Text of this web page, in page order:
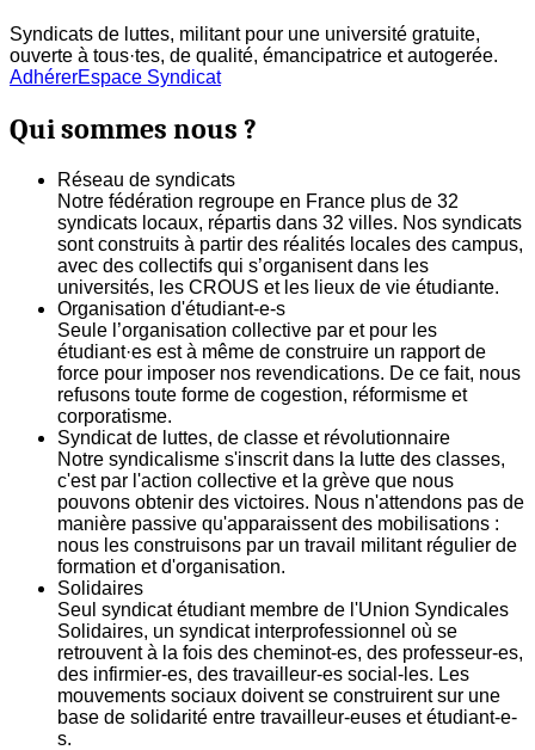
Syndicats de luttes, militant pour une université gratuite,
ouverte à tous·tes, de qualité, émancipatrice et autogerée.
AdhérerEspace Syndicat
Qui sommes nous ?
Réseau de syndicats
Notre fédération regroupe en France plus de 32
syndicats locaux, répartis dans 32 villes. Nos syndicats
sont construits à partir des réalités locales des campus,
avec des collectifs qui s’organisent dans les
universités, les CROUS et les lieux de vie étudiante.
Organisation d'étudiant-e-s
Seule l’organisation collective par et pour les
étudiant·es est à même de construire un rapport de
force pour imposer nos revendications. De ce fait, nous
refusons toute forme de cogestion, réformisme et
corporatisme.
Syndicat de luttes, de classe et révolutionnaire
Notre syndicalisme s'inscrit dans la lutte des classes,
c'est par l'action collective et la grève que nous
pouvons obtenir des victoires. Nous n'attendons pas de
manière passive qu'apparaissent des mobilisations :
nous les construisons par un travail militant régulier de
formation et d'organisation.
Solidaires
Seul syndicat étudiant membre de l'Union Syndicales
Solidaires, un syndicat interprofessionnel où se
retrouvent à la fois des cheminot-es, des professeur-es,
des infirmier-es, des travailleur-es social-les. Les
mouvements sociaux doivent se construirent sur une
base de solidarité entre travailleur-euses et étudiant-e-
s.